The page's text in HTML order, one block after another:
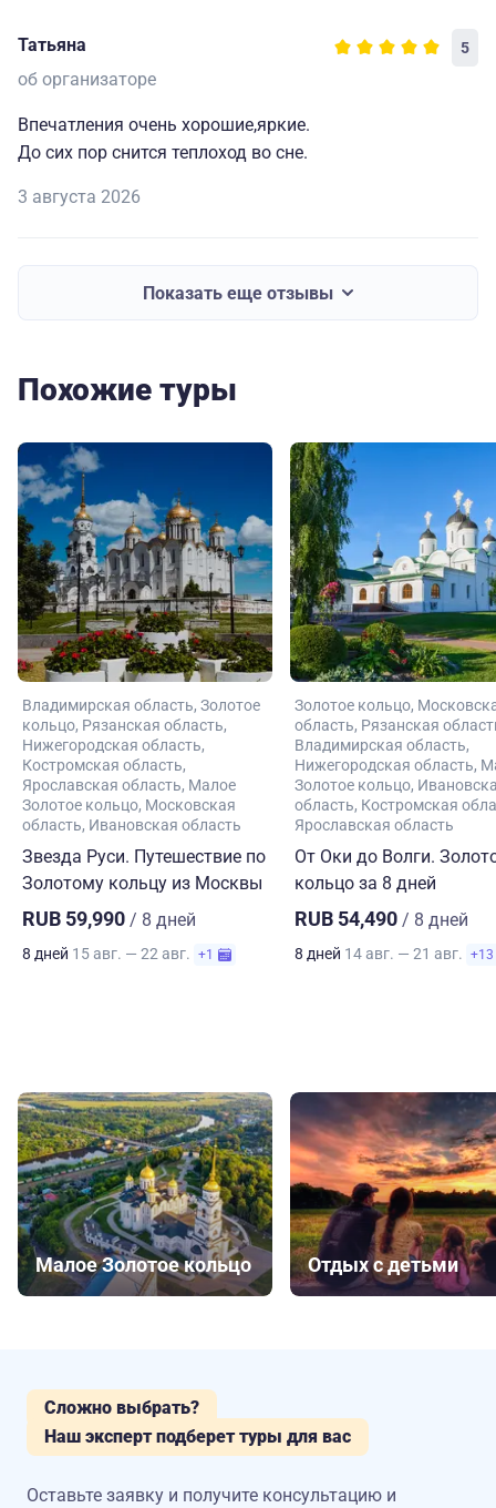
Татьяна 5
об организаторе
Впечатления очень хорошие,яркие.
До сих пор снится теплоход во сне.
3 августа 2026
Показать еще отзывы
Похожие туры
Владимирская область Золотое
кольцо Рязанская область
Нижегородская область
Костромская область
Ярославская область Малое
Золотое кольцо Московская
область Ивановская область
Звезда Руси. Путешествие по
Золотому кольцу из Москвы
RUB 59,990 / 8 дней
8 дней 15 авг. — 22 авг. +1
Золотое кольцо
область Рязанская
Владимирская область
Нижегородская область
Золотое кольцо
область Костромская
Ярославская область
От Оки до Волги.
кольцо за 8 дней
RUB 54,490 / 8 дней
8 дней 14 авг. — 21 авг. +13
Малое Золотое кольцо Отдых с детьми
Сложно выбрать?
Наш эксперт подберет туры для вас
Оставьте заявку и получите консультацию и